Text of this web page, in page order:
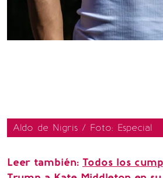
Aldo de Nigris / Foto: Especial
Leer también: Todos los